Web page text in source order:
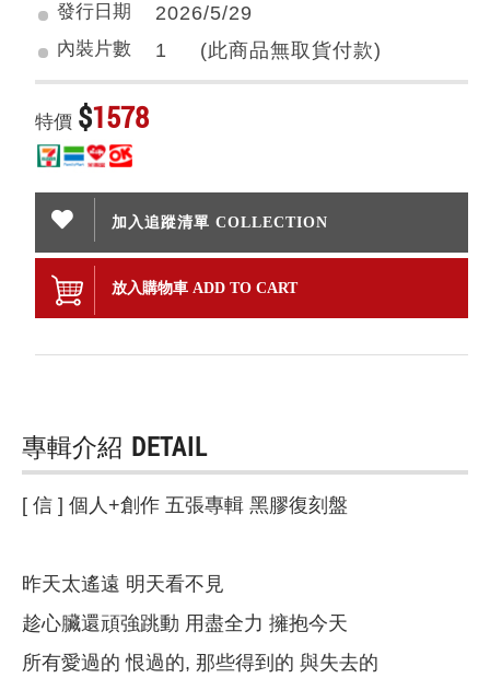
發行日期 2026/5/29
內裝片數 1 (此商品無取貨付款)
特價 $1578
加入追蹤清單 COLLECTION
放入購物車 ADD TO CART
專輯介紹 DETAIL
[ 信 ] 個人+創作 五張專輯 黑膠復刻盤
昨天太遙遠 明天看不見
趁心臟還頑強跳動 用盡全力 擁抱今天
所有愛過的 恨過的, 那些得到的 與失去的